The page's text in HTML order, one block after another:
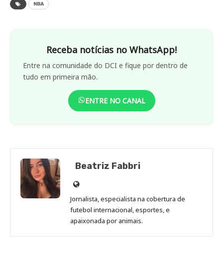
NBA
Receba notícias no WhatsApp!
Entre na comunidade do DCI e fique por dentro de
tudo em primeira mão.
ENTRE NO CANAL
Beatriz Fabbri
Site
de
Beatriz
Fabbri
Jornalista, especialista na cobertura de
futebol internacional, esportes, e
apaixonada por animais.